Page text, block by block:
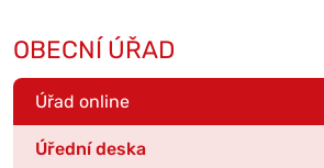
OBECNÍ ÚŘAD
Úřad online
Úřední deska